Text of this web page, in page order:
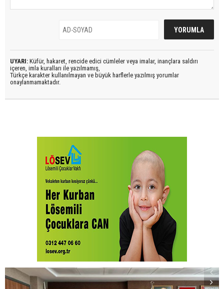
UYARI: Küfür, hakaret, rencide edici cümleler veya imalar, inançlara saldırı
içeren, imla kuralları ile yazılmamış,
Türkçe karakter kullanılmayan ve büyük harflerle yazılmış yorumlar
onaylanmamaktadır.